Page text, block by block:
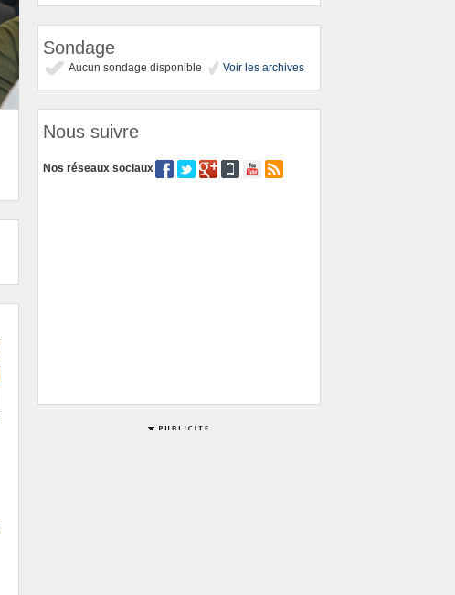
Sondage
Aucun sondage disponible Voir les archives
Nous suivre
Nos réseaux sociaux